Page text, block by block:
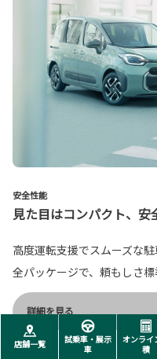
安全性能
見た目はコンパクト、安
高度運転支援でスムーズな
全パッケージで、頼もしさ標
詳細を見る
店舗一覧
試乗車・展示
車
オンライ
積